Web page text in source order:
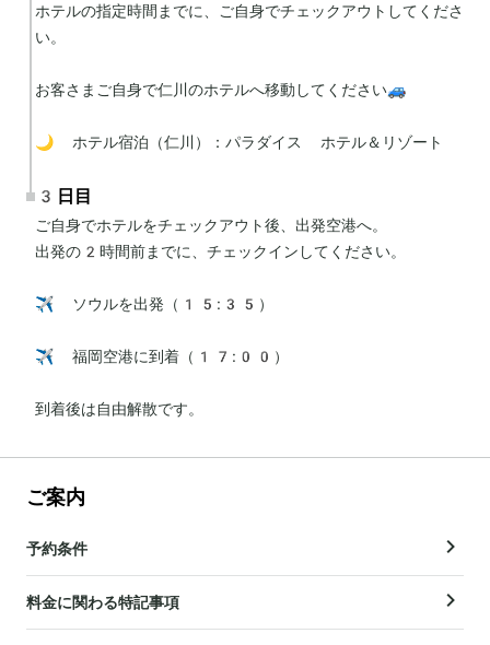
ホテルの指定時間までに、ご自身でチェックアウトしてくださ
い。
お客さまご自身で仁川のホテルへ移動してください🚙
🌙 ホテル宿泊（仁川）：パラダイス ホテル＆リゾート
3日目
ご自身でホテルをチェックアウト後、出発空港へ。
出発の2時間前までに、チェックインしてください。
✈️ ソウルを出発（15:35）
✈️ 福岡空港に到着（17:00）
到着後は自由解散です。
ご案内
予約条件
料金に関わる特記事項